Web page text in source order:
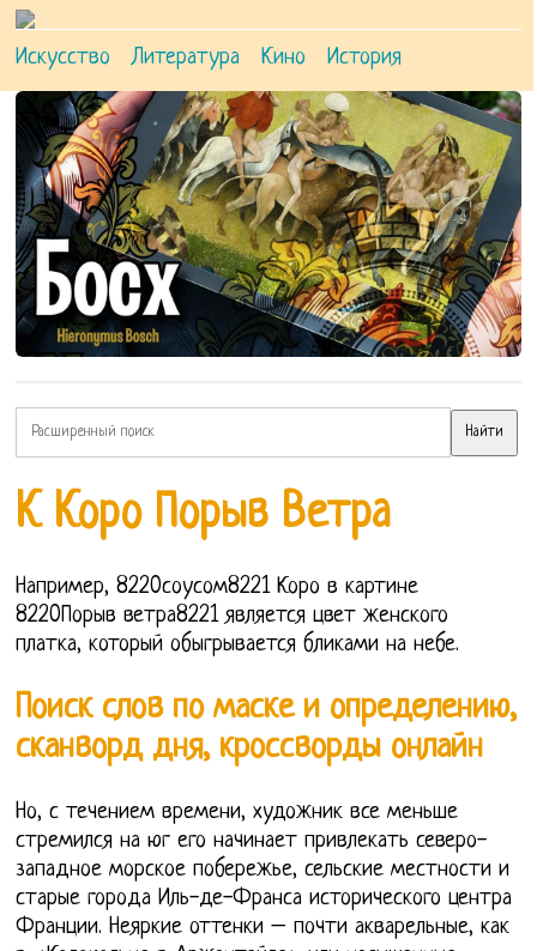
Искусство Литература Кино История
К Коро Порыв Ветра
Например, 8220соусом8221 Коро в картине
8220Порыв ветра8221 является цвет женского
платка, который обыгрывается бликами на небе.
Поиск слов по маске и определению,
сканворд дня, кроссворды онлайн
Но, с течением времени, художник все меньше
стремился на юг его начинает привлекать северо-
западное морское побережье, сельские местности и
старые города Иль-де-Франса исторического центра
Франции. Неяркие оттенки – почти акварельные, как